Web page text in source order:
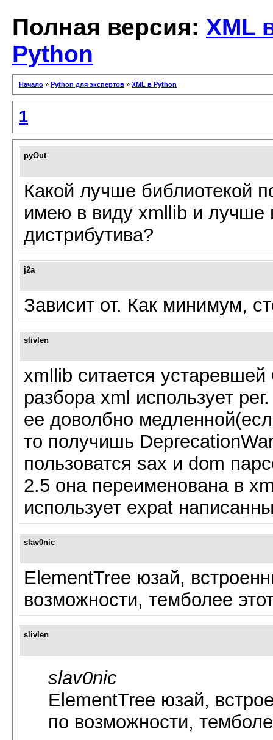
Полная версия: XML
Python
Начало » Python для экспертов » XML в Python
1
pyOut
Какой лучше библиотекой
имею в виду xmllib и лучше
дистрибутива?
j2a
Зависит от. Как минимум,
slivlen
xmllib ситается
разбора xml использует
ее доволбно
то получишь
пользоватся sax и dom
2.5 она переименована в
использует expat
slav0nic
ElementTree юзай,
возможности, темболее
slivlen
slav0nic
ElementTree юзай,
по возможности,